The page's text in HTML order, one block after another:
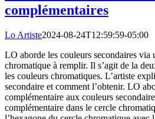
complémentaires
Lo Artiste2024-08-24T12:59:59-05:00
LO aborde les couleurs secondaires via
chromatique à remplir. Il s’agit de la
les couleurs chromatiques. L’artiste
secondaire et comment l’obtenir. LO
complémentaire aux couleurs
complémentaire dans le cercle